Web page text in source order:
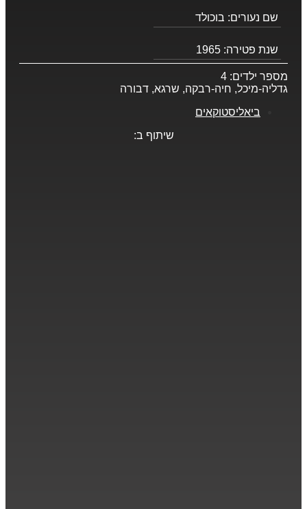
שם נעורים: בוכולד
שנת פטירה: 1965
מספר ילדים: 4
גדליה-מיכל, חיה-רבקה, שרגא, דבורה
ביאליסטוקאים
שיתוף ב: